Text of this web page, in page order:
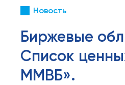
Новость
Биржевые
Список
ММВБ».